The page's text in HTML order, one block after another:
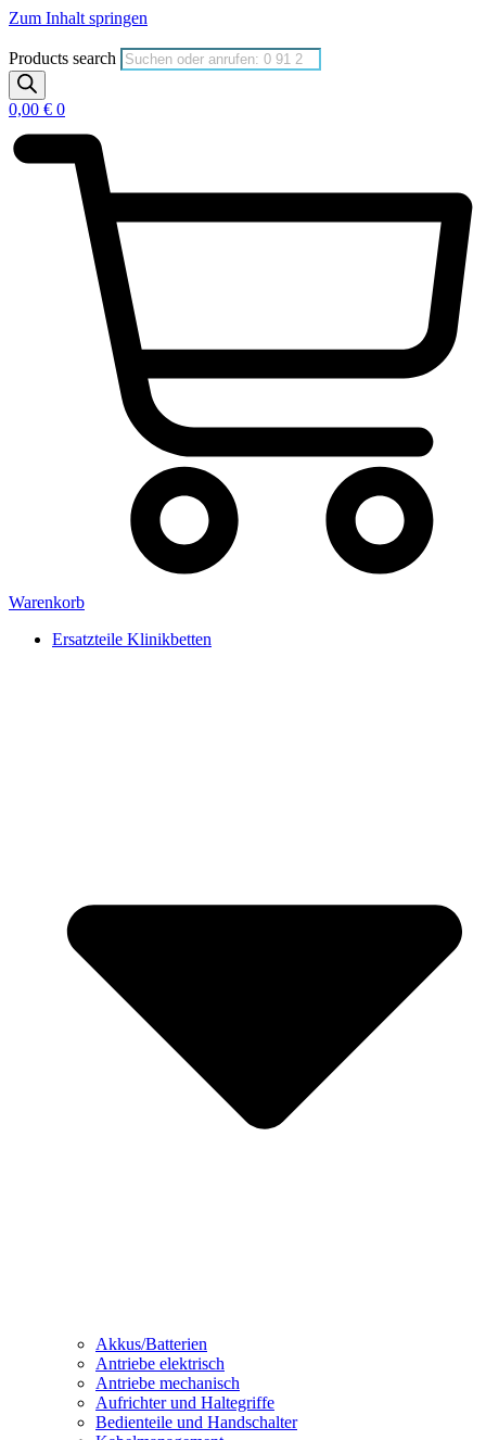
Zum Inhalt springen
Products search
0,00 € 0
Warenkorb
Ersatzteile Klinikbetten
Akkus/Batterien
Antriebe elektrisch
Antriebe mechanisch
Aufrichter und Haltegriffe
Bedienteile und Handschalter